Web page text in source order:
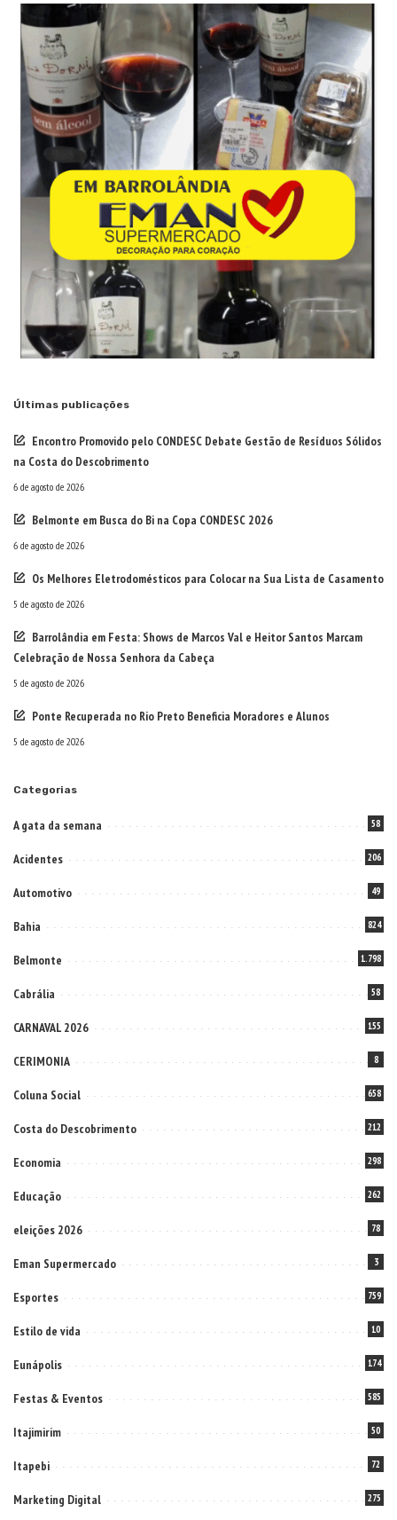
Últimas publicações
Encontro Promovido pelo CONDESC Debate Gestão de Resíduos Sólidos
na Costa do Descobrimento
6 de agosto de 2026
Belmonte em Busca do Bi na Copa CONDESC 2026
6 de agosto de 2026
Os Melhores Eletrodomésticos para Colocar na Sua Lista de Casamento
5 de agosto de 2026
Barrolândia em Festa: Shows de Marcos Val e Heitor Santos Marcam
Celebração de Nossa Senhora da Cabeça
5 de agosto de 2026
Ponte Recuperada no Rio Preto Beneficia Moradores e Alunos
5 de agosto de 2026
Categorias
A gata da semana 58
Acidentes 206
Automotivo 49
Bahia 824
Belmonte 1.798
Cabrália 58
CARNAVAL 2026 155
CERIMONIA 8
Coluna Social 658
Costa do Descobrimento 212
Economia 298
Educação 262
eleições 2026 78
Eman Supermercado 3
Esportes 759
Estilo de vida 10
Eunápolis 174
Festas & Eventos 585
Itajimirim 50
Itapebi 72
Marketing Digital 275